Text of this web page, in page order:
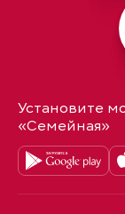
Установите
«Семейная»